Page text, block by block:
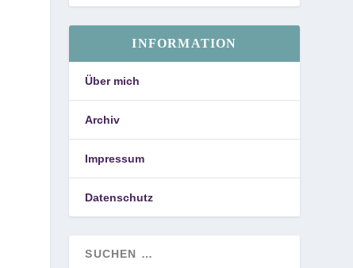
INFORMATION
Über mich
Archiv
Impressum
Datenschutz